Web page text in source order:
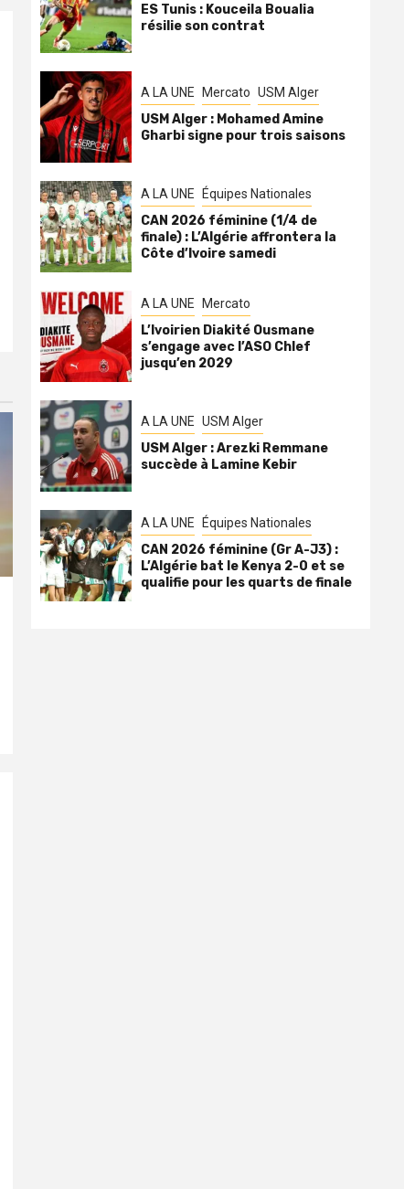
ES Tunis : Kouceila Boualia
résilie son contrat
A LA UNE Mercato USM Alger
USM Alger : Mohamed Amine
Gharbi signe pour trois saisons
A LA UNE Équipes Nationales
CAN 2026 féminine (1/4 de
finale) : L’Algérie affrontera la
Côte d’Ivoire samedi
A LA UNE Mercato
L’Ivoirien Diakité Ousmane
s’engage avec l’ASO Chlef
jusqu’en 2029
A LA UNE USM Alger
USM Alger : Arezki Remmane
succède à Lamine Kebir
A LA UNE Équipes Nationales
CAN 2026 féminine (Gr A-J3) :
L’Algérie bat le Kenya 2-0 et se
qualifie pour les quarts de finale